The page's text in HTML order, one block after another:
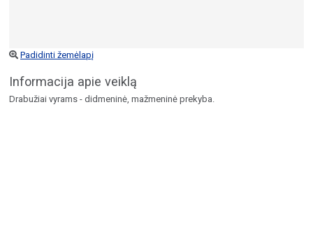
Padidinti žemėlapį
Informacija apie veiklą
Drabužiai vyrams - didmeninė, mažmeninė prekyba.